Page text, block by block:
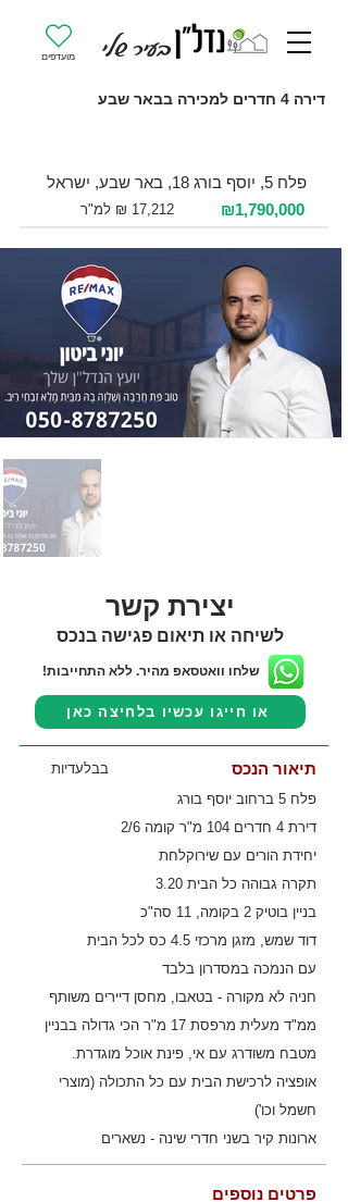
מועדפים
דירה 4 חדרים למכירה בבאר שבע
פלח 5, יוסף בורג 18, באר שבע, ישראל
₪1,790,000
יצירת קשר
לשיחה או תיאום פגישה בנכס
שלחו וואטסאפ מהיר. ללא התחייבות!
או חייגו עכשיו בלחיצה כאן
בבלעדיות תיאור הנכס
פלח 5 ברחוב יוסף בורג
דירת 4 חדרים 104 מ"ר קומה 2/6
יחידת הורים עם שירוקלחת
תקרה גבוהה כל הבית 3.20
בניין בוטיק 2 בקומה, 11 סה"כ
דוד שמש, מזגן מרכזי 4.5 כס לכל הבית
עם הנמכה במסדרון בלבד
חניה לא מקורה - בטאבו, מחסן דיירים משותף
ממ"ד מעלית מרפסת 17 מ"ר הכי גדולה בבניין
מטבח משודרג עם אי, פינת אוכל מוגדרת.
אופציה לרכישת הבית עם כל התכולה (מוצרי
חשמל וכו')
ארונות קיר בשני חדרי שינה - נשארים
פרטים נוספים